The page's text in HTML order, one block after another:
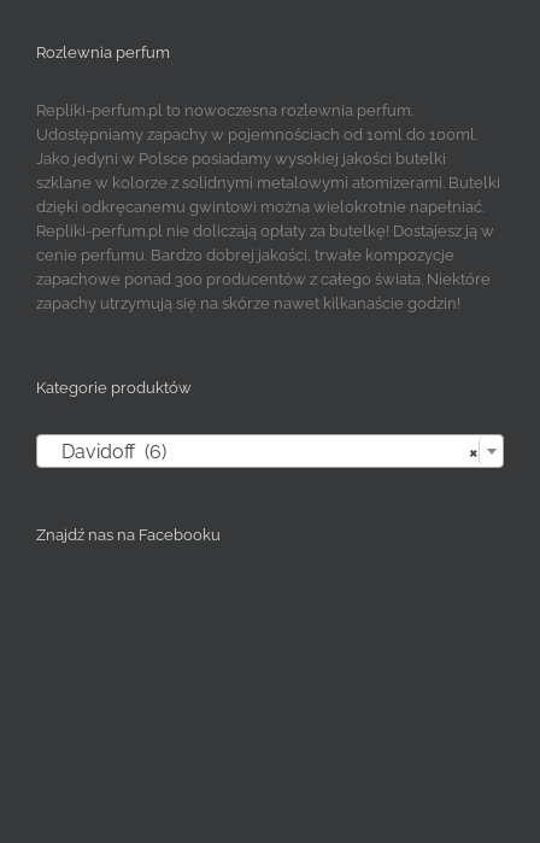
Rozlewnia perfum
Repliki-perfum.pl to nowoczesna rozlewnia perfum.
Udostępniamy zapachy w pojemnościach od 10ml do 100ml.
Jako jedyni w Polsce posiadamy wysokiej jakości butelki
szklane w kolorze z solidnymi metalowymi atomizerami. Butelki
dzięki odkręcanemu gwintowi można wielokrotnie napełniać.
Repliki-perfum.pl nie doliczają opłaty za butelkę! Dostajesz ją w
cenie perfumu. Bardzo dobrej jakości, trwałe kompozycje
zapachowe ponad 300 producentów z całego świata. Niektóre
zapachy utrzymują się na skórze nawet kilkanaście godzin!
Kategorie produktów
×
Davidoff (6)
Znajdź nas na Facebooku